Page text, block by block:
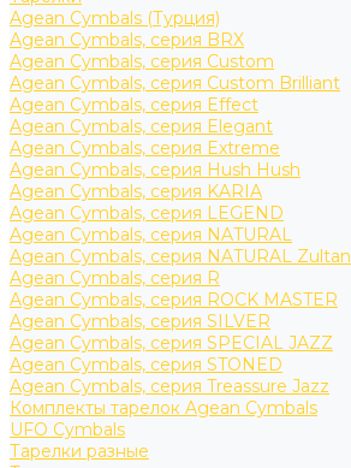
Agean Cymbals (Турция)
Agean Cymbals, серия BRX
Agean Cymbals, серия Custom
Agean Cymbals, серия Custom Brilliant
Agean Cymbals, серия Effect
Agean Cymbals, серия Elegant
Agean Cymbals, серия Extreme
Agean Cymbals, серия Hush Hush
Agean Cymbals, серия KARIA
Agean Cymbals, серия LEGEND
Agean Cymbals, серия NATURAL
Agean Cymbals, серия NATURAL Zultan
Agean Cymbals, серия R
Agean Cymbals, серия ROCK MASTER
Agean Cymbals, серия SILVER
Agean Cymbals, серия SPECIAL JAZZ
Agean Cymbals, серия STONED
Agean Cymbals, серия Treassure Jazz
Комплекты тарелок Agean Cymbals
UFO Cymbals
Тарелки разные